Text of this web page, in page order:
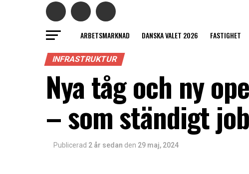
ARBETSMARKNAD DANSKA VALET 2026 FASTIGHET
INFRASTRUKTUR
Nya tåg och ny
– som ständigt
Publicerad 2 år sedan den 29 maj, 2024